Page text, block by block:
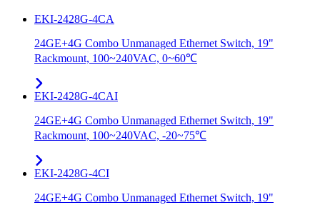
EKI-2428G-4CA
24GE+4G Combo Unmanaged Ethernet Switch, 19"
Rackmount, 100~240VAC, 0~60℃
EKI-2428G-4CAI
24GE+4G Combo Unmanaged Ethernet Switch, 19"
Rackmount, 100~240VAC, -20~75℃
EKI-2428G-4CI
24GE+4G Combo Unmanaged Ethernet Switch, 19"